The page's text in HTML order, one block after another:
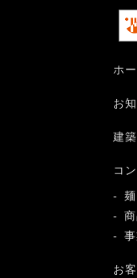
ホ
お
建
コ
お